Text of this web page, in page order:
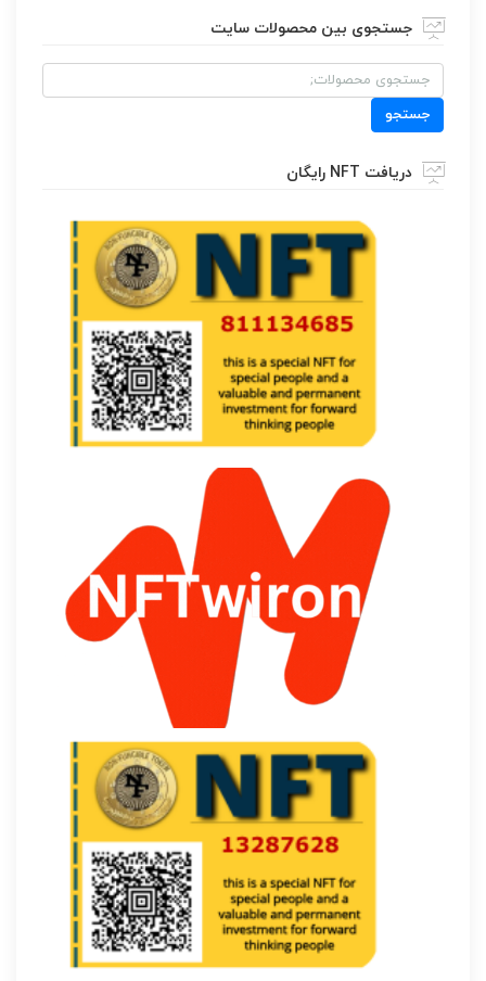
جستجوی بین محصولات سایت
جستجو
برای:
جستجو
دریافت NFT رایگان